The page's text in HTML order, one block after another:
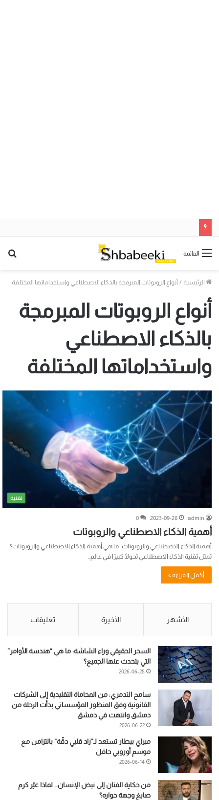
القائمة
الرئيسية / أنواع الروبوتات المبرمجة بالذكاء الاصطناعي واستخداماتها المختلفة
أنواع الروبوتات المبرمجة
بالذكاء الاصطناعي
واستخداماتها المختلفة
تقنية
admin
2023-09-26
0
أهمية الذكاء الاصطناعي والروبوتات
أهمية الذكاء الاصطناعي والروبوتات ما هي أهمية الذكاء الاصطناعي والروبوتات؟
تمثل تقنية الذكاء الاصطناعي تحولًا كبيرًا في عالم…
أكمل القراءة »
الأشهر الأخيرة تعليقات
السحر الحقيقي وراء الشاشة: ما هي “هندسة الأوامر”
التي يتحدث عنها الجميع؟
2026-06-28
سامح التدمري: من المحاماة التقليدية إلى الشركات
القانونية وفق المنظور المؤسساتي بدأت الرحلة من
دمشق وانتهت في دمشق
2026-06-22
ميراي بيطار تستعد لـ”زاد قلبي دقّة” بالتزامن مع
موسم أوروبي حافل
2026-06-14
من حكاية الفنان إلى نبض الإنسان… لماذا غيّر كرم
صايغ وجهة حواره؟